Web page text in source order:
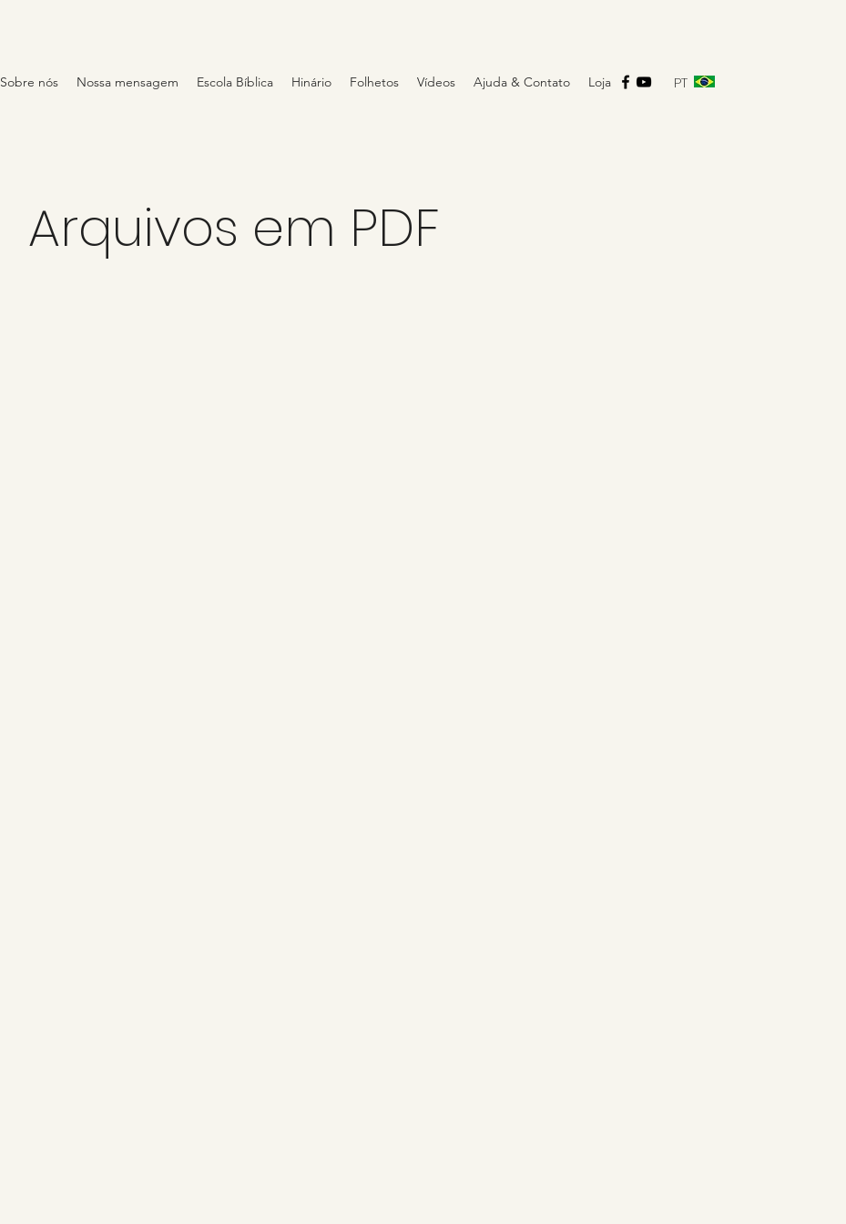
Sobre nós Nossa mensagem Escola Bíblica Hinário Folhetos Vídeos Ajuda & Contato Loja PT
Arquivos em PDF